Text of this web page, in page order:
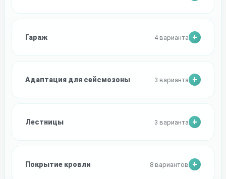
Гараж 4 варианта
Адаптация для сейсмозоны 3 варианта
Лестницы 3 варианта
Покрытие кровли 8 вариантов